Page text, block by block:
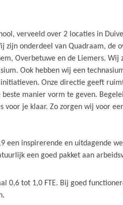
verveeld over 2 locaties in
zijn onderdeel van Quadraam, de
Overbetuwe en de Liemers.
Ook hebben wij een
Onze directie geeft
beste manier vorm te geven.
voor je klaar. Zo zorgen wij voor
een inspirerende en uitdagende
een goed pakket aan
0,6 tot 1,0 FTE. Bij goed